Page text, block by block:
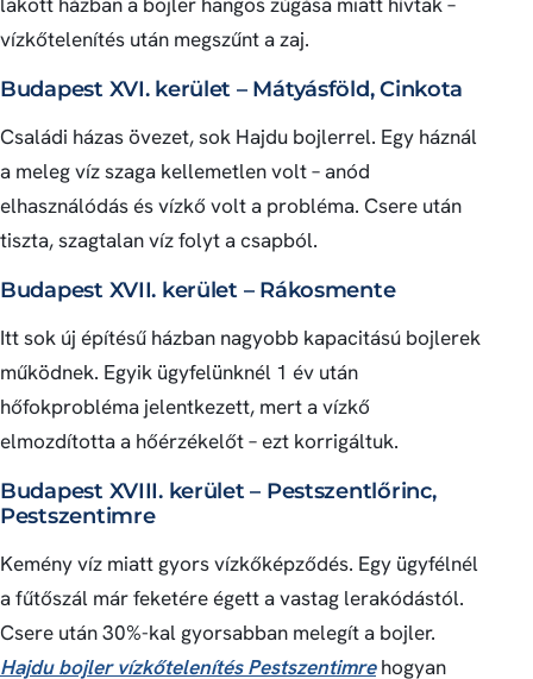
vízkőtelenítés után megszűnt a zaj.
Budapest XVI. kerület – Mátyásföld, Cinkota
Családi házas övezet, sok Hajdu bojlerrel. Egy háznál
a meleg víz szaga kellemetlen volt – anód
elhasználódás és vízkő volt a probléma. Csere után
tiszta, szagtalan víz folyt a csapból.
Budapest XVII. kerület – Rákosmente
Itt sok új építésű házban nagyobb kapacitású bojlerek
működnek. Egyik ügyfelünknél 1 év után
hőfokprobléma jelentkezett, mert a vízkő
elmozdította a hőérzékelőt – ezt korrigáltuk.
Budapest XVIII. kerület – Pestszentlőrinc,
Pestszentimre
Kemény víz miatt gyors vízkőképződés. Egy ügyfélnél
a fűtőszál már feketére égett a vastag lerakódástól.
Csere után 30%-kal gyorsabban melegít a bojler.
Hajdu bojler vízkőtelenítés Pestszentimrehogyan